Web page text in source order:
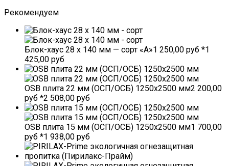
Рекомендуем
Блок-хаус 28 х 140 мм — сорт «А»1 250,00 руб *1
425,00 руб
OSB плита 22 мм (ОСП/ОСБ) 1250х2500 мм2 200,00
руб *2 508,00 руб
OSB плита 15 мм (ОСП/ОСБ) 1250х2500 мм1 700,00
руб *1 938,00 руб